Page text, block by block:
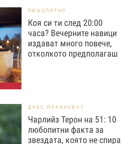
ЛЮБОПИТНО
Коя си ти след 20:00
часа? Вечерните навици
издават много повече,
отколкото предполагаш
ДНЕС ПРАЗНУВАТ
Чарлийз Терон на 51: 10
любопитни факта за
звездата, която не спира